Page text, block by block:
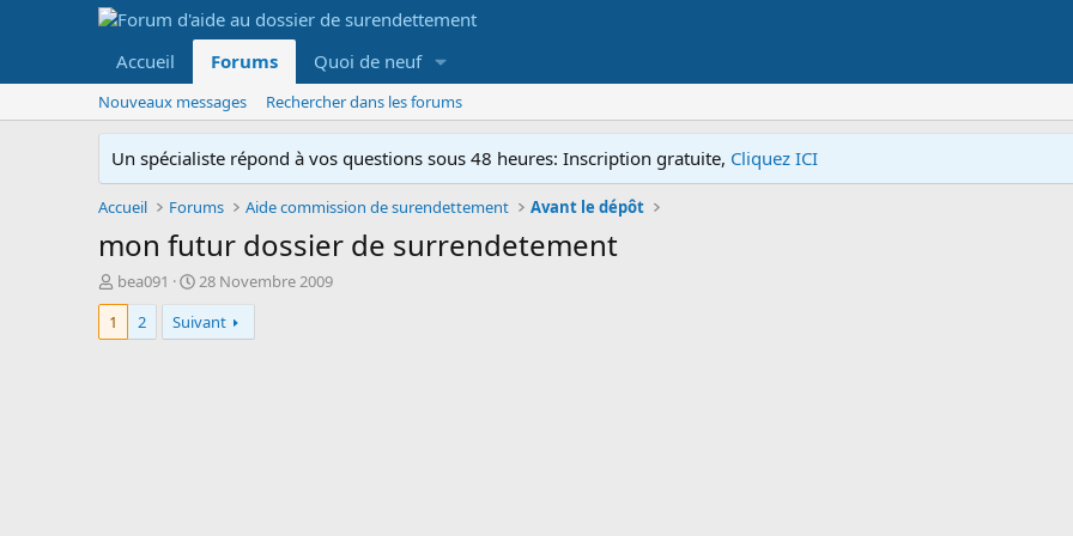
Accueil Forums Quoi de neuf
Nouveaux messages Rechercher dans les forums
Un spécialiste répond à vos questions sous 48 heures: Inscription gratuite, Cliquez ICI
Accueil Forums Aide commission de surendettement Avant le dépôt
mon futur dossier de surrendetement
A
u
e
bea091
D
a
t
e
28 Novembre 2009
1
2 Suivant